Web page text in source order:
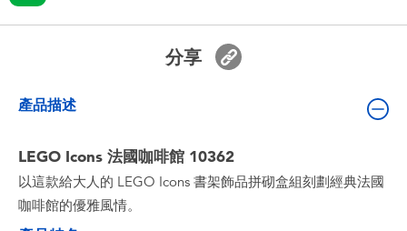
分享
產品描述
LEGO Icons 法國咖啡館 10362
以這款給大人的 LEGO Icons 書架飾品拼砌盒組刻劃經典法國
咖啡館的優雅風情。